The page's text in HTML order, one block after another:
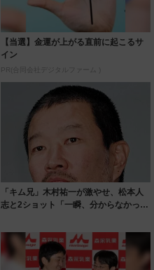
【当選】金運が上がる直前に起こるサ
イン
PR(合同会社デジタルファーム )
「キム兄」木村祐一が激やせ、松本人
志と2ショット「一瞬、分からなかった